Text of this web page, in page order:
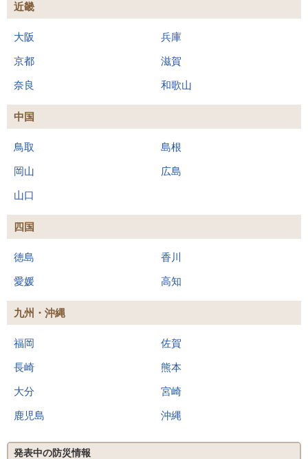
近畿
大阪 兵庫
京都 滋賀
奈良 和歌山
中国
鳥取 島根
岡山 広島
山口
四国
徳島 香川
愛媛 高知
九州・沖縄
福岡 佐賀
長崎 熊本
大分 宮崎
鹿児島 沖縄
発表中の防災情報